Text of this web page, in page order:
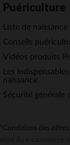
Puériculture
Liste de naissance
Conseils
Vidéos produits
Les
naissance
Sécurité générale
*Conditions des